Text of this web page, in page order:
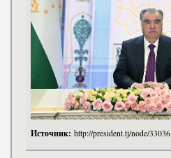
Источник: http://president.tj/node/33036